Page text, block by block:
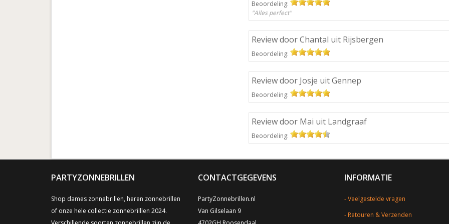
Beoordeling:
"Alles perfect"
Review door Chantal uit Rijsbergen
Beoordeling:
Review door Josje uit Gennep
Beoordeling:
Review door Mai uit Landgraaf
Beoordeling:
PARTYZONNEBRILLEN
Shop dames zonnebrillen, heren zonnebrillen
of onze hele collectie zonnebrilllen 2024.
CONTACTGEGEVENS
PartyZonnebrillen.nl
Van Gilselaan 9
INFORMATIE
Veelgestelde vragen
Retouren & Verzenden